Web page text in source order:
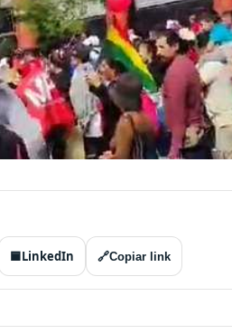
🟦LinkedIn 🔗Copiar link